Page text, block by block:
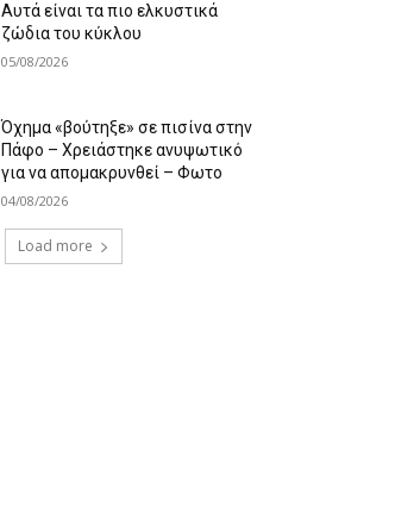
Αυτά είναι τα πιο ελκυστικά
ζώδια του κύκλου
05/08/2026
Όχημα «βούτηξε» σε πισίνα στην
Πάφο – Χρειάστηκε ανυψωτικό
για να απομακρυνθεί – Φωτο
04/08/2026
Load more